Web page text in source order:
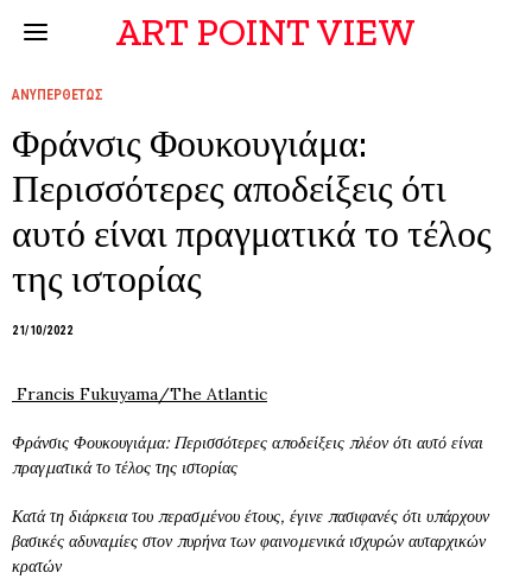
ART POINT VIEW
ΑΝΥΠΕΡΘΕΤΩΣ
Φράνσις Φουκουγιάμα:
Περισσότερες αποδείξεις ότι
αυτό είναι πραγματικά το τέλος
της ιστορίας
21/10/2022
Francis Fukuyama/The Atlantic
Φράνσις Φουκουγιάμα: Περισσότερες αποδείξεις πλέον ότι αυτό είναι
πραγματικά το τέλος της ιστορίας
Κατά τη διάρκεια του περασμένου έτους, έγινε πασιφανές ότι υπάρχουν
βασικές αδυναμίες στον πυρήνα των φαινομενικά ισχυρών αυταρχικών
κρατών